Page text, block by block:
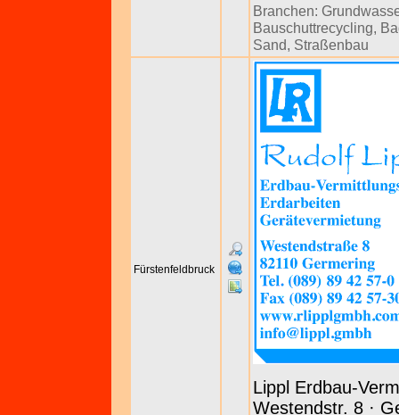
Branchen:
Bauschuttrecycling,
Sand, Straßenbau
Fürstenfeldbruck
Lippl Erdbau-
Westendstr. 8 ·